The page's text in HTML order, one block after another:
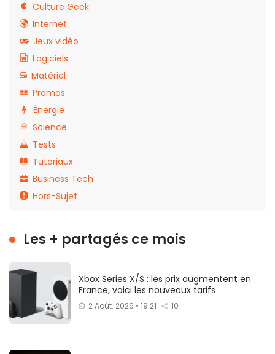
Culture Geek
Internet
Jeux vidéo
Logiciels
Matériel
Promos
Énergie
Science
Tests
Tutoriaux
Business Tech
Hors-Sujet
Les + partagés ce mois
Xbox Series X/S : les prix augmentent en
France, voici les nouveaux tarifs
2 Août. 2026 • 19:21 10